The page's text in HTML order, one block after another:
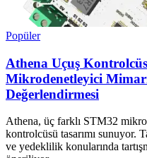
Popüler
Athena Uçuş
Mikrodenetleyici
Değerlendirmesi
Athena, üç farklı STM32
kontrolcüsü tasarımı sunuyor.
ve yedeklilik konularında